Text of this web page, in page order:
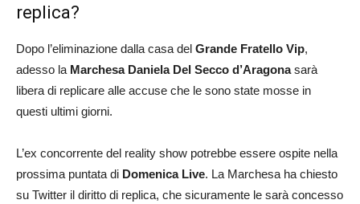
replica?
Dopo l’eliminazione dalla casa del Grande Fratello Vip,
adesso la Marchesa Daniela Del Secco d’Aragonasarà
libera di replicare alle accuse che le sono state mosse in
questi ultimi giorni.
L’ex concorrente del reality show potrebbe essere ospite nella
prossima puntata di Domenica Live. La Marchesa ha chiesto
su Twitter il diritto di replica, che sicuramente le sarà concesso